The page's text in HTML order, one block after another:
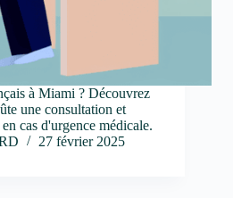
à Miami ? Découvrez
une consultation et
cas d'urgence médicale.
27 février 2025